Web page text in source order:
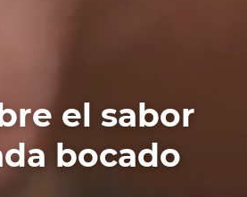
el sabor
bocado